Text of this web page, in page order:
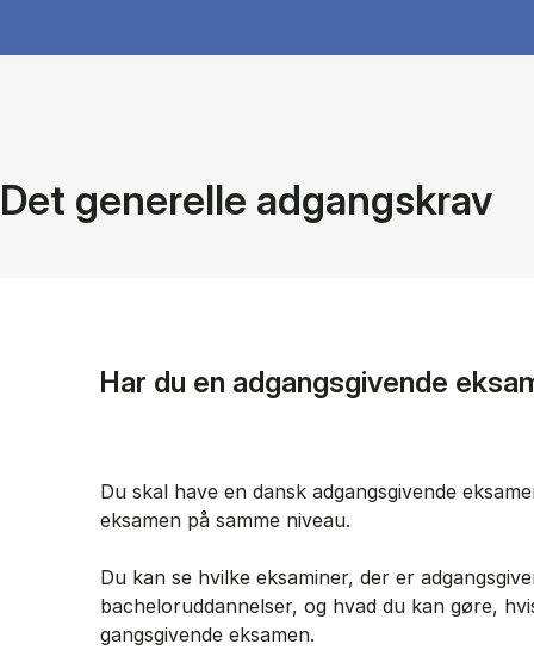
Det generelle adgangskrav
Har du en adgangsgivende
Du skal have en dansk adgangsgivende
ek­sa­men på sam­me ni­veau.
Du kan se hvil­ke ek­sa­mi­ner, der er
bachelor­uddannelser, og hvad du kan gøre,
gangs­gi­ven­de ek­sa­men.